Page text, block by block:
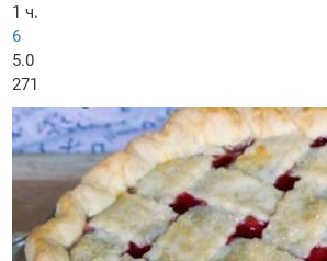
1 ч.
6
5.0
271